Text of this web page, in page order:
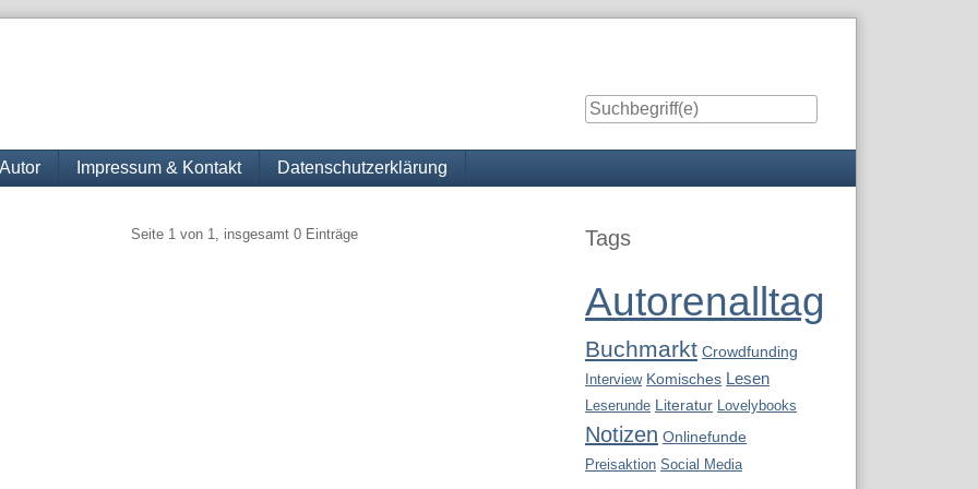
Autor Impressum & Kontakt Datenschutzerklärung
Seite 1 von 1, insgesamt 0 Einträge Seitenleiste
Tags
Autorenalltag
Buchmarkt Crowdfunding
Interview Komisches Lesen
Leserunde Literatur Lovelybooks
Notizen Onlinefunde
Preisaktion Social Media